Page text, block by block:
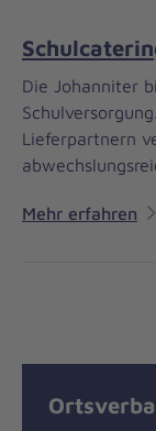
Die Johanniter
Lieferpartnern
Mehr erfahren